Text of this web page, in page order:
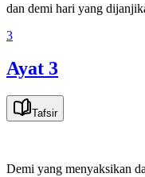
dan demi hari yang
3
Ayat 3
Tafsir
Demi yang menyaksikan